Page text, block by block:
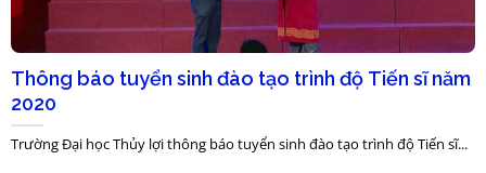
Thông báo tuyển sinh đào tạo trình độ Tiến sĩ năm
2020
Trường Đại học Thủy lợi thông báo tuyển sinh đào tạo trình độ Tiến sĩ...